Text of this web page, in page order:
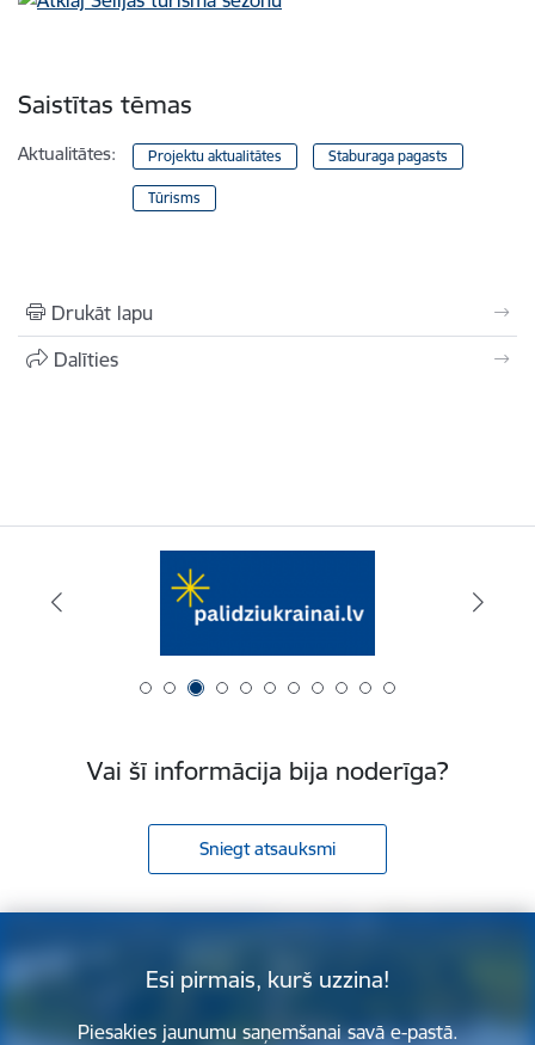
Saistītas tēmas
Aktualitātes: Projektu aktualitātes Staburaga pagasts
Tūrisms
Drukāt lapu
Dalīties
Vai šī informācija bija noderīga?
Sniegt atsauksmi
Esi pirmais, kurš uzzina!
Piesakies jaunumu saņemšanai savā e-pastā.